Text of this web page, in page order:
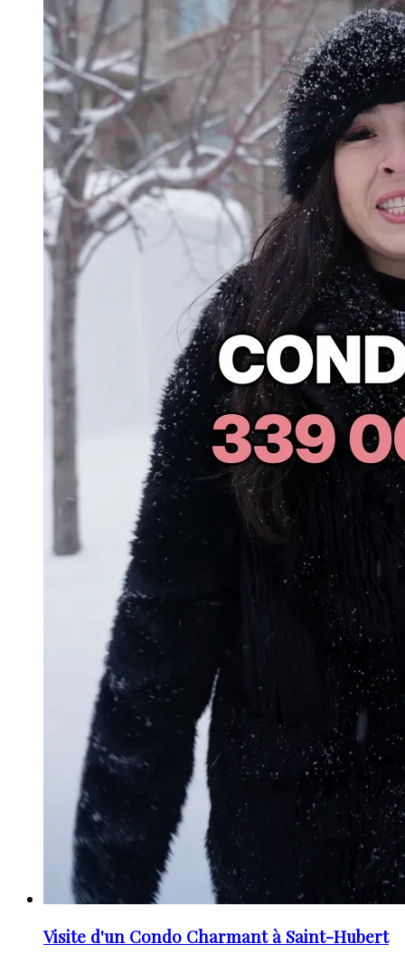
Visite d'un Condo Charmant à Saint-Hubert